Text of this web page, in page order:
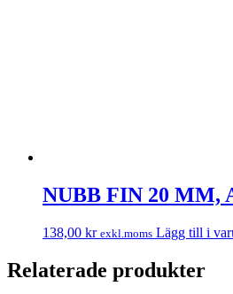
NUBB FIN 20 MM,
138,00 kr exkl.moms Lägg till i
Relaterade produkter